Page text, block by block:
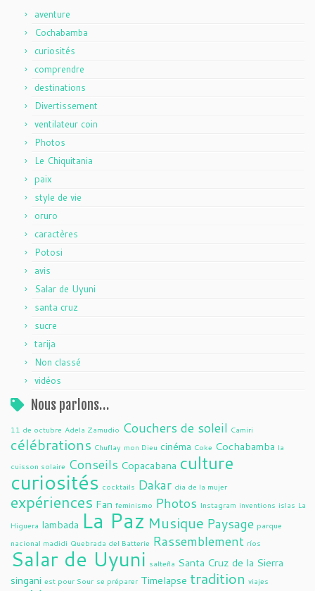
aventure
Cochabamba
curiosités
comprendre
destinations
Divertissement
ventilateur coin
Photos
Le Chiquitania
paix
style de vie
oruro
caractères
Potosi
avis
Salar de Uyuni
santa cruz
sucre
tarija
Non classé
vidéos
Nous parlons…
11 de octubre Adela Zamudio Couchers de soleil Camiri
célébrations Chuflay mon Dieu cinéma Coke Cochabamba la
cuisson solaire Conseils Copacabana culture
curiosités cocktails Dakar dia de la mujer
expériences Fan feminismo Photos Instagram inventions islas La
Higuera lambada La Paz Musique Paysage parque
nacional madidi Quebrada del Batterie Rassemblement ríos
Salar de Uyuni salteña Santa Cruz de la Sierra
singani est pour Sour se préparer Timelapse tradition viajes